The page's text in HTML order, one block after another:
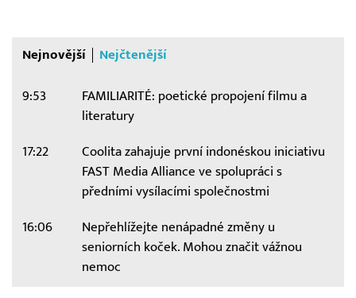
Nejnovější Nejčtenější
9:53
FAMILIARITÉ: poetické propojení filmu a
literatury
17:22
Coolita zahajuje první indonéskou iniciativu
FAST Media Alliance ve spolupráci s
předními vysílacími společnostmi
16:06
Nepřehlížejte nenápadné změny u
seniorních koček. Mohou značit vážnou
nemoc